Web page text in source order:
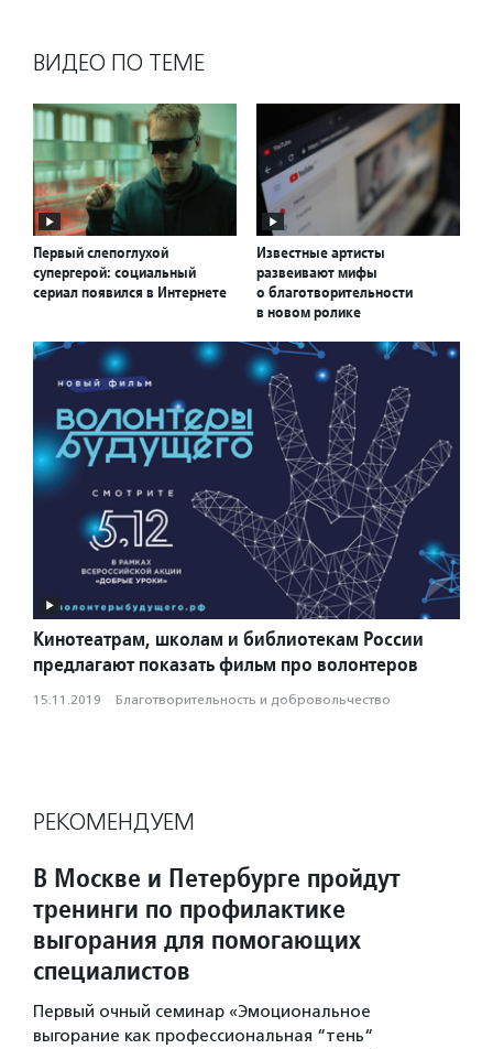
ВИДЕО ПО ТЕМЕ
Первый слепоглухой
супергерой: социальный
сериал появился в Интернете
Известные артисты
развеивают мифы
о благотворительности
в новом ролике
Кинотеатрам, школам и библиотекам России
предлагают показать фильм про волонтеров
15.11.2019 · Благотвори­тель­ность и доброволь­чест­во
РЕКОМЕНДУЕМ
В Москве и Петербурге пройдут
тренинги по профилактике
выгорания для помогающих
специалистов
Первый очный семинар «Эмоциональное
выгорание как профессиональная “тень“